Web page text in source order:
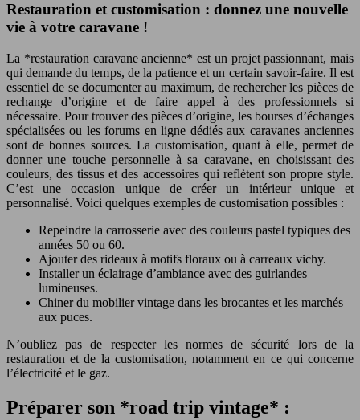
Restauration et customisation : donnez une nouvelle
vie à votre caravane !
La *restauration caravane ancienne* est un projet passionnant, mais
qui demande du temps, de la patience et un certain savoir-faire. Il est
essentiel de se documenter au maximum, de rechercher les pièces de
rechange d’origine et de faire appel à des professionnels si
nécessaire. Pour trouver des pièces d’origine, les bourses d’échanges
spécialisées ou les forums en ligne dédiés aux caravanes anciennes
sont de bonnes sources. La customisation, quant à elle, permet de
donner une touche personnelle à sa caravane, en choisissant des
couleurs, des tissus et des accessoires qui reflètent son propre style.
C’est une occasion unique de créer un intérieur unique et
personnalisé. Voici quelques exemples de customisation possibles :
Repeindre la carrosserie avec des couleurs pastel typiques des
années 50 ou 60.
Ajouter des rideaux à motifs floraux ou à carreaux vichy.
Installer un éclairage d’ambiance avec des guirlandes
lumineuses.
Chiner du mobilier vintage dans les brocantes et les marchés
aux puces.
N’oubliez pas de respecter les normes de sécurité lors de la
restauration et de la customisation, notamment en ce qui concerne
l’électricité et le gaz.
Préparer son *road trip vintage* :